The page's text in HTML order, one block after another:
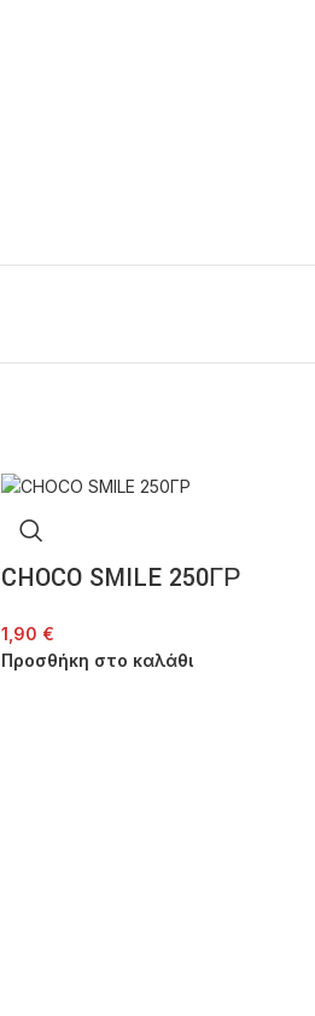
CHOCO SMILE 250ΓΡ
1,90 €
Προσθήκη στο καλάθι